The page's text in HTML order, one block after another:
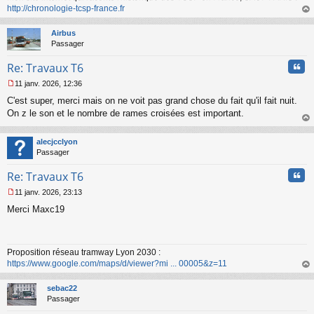
http://chronologie-tcsp-france.fr
au
Airbus
Passager
Re: Travaux T6
e
s
a
g
e
o
l
u
11 janv. 2026, 12:36
C'est super, merci mais on ne voit pas grand chose du fait qu'il fait nuit.
On z le son et le nombre de rames croisées est important.
au
alecjcclyon
Passager
Re: Travaux T6
e
g
e
n
o
n
l
11 janv. 2026, 23:13
Merci Maxc19
Proposition réseau tramway Lyon 2030 :
https://www.google.com/maps/d/viewer?mi ... 00005&z=11
au
sebac22
Passager